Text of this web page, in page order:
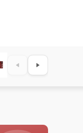
Микроволновая